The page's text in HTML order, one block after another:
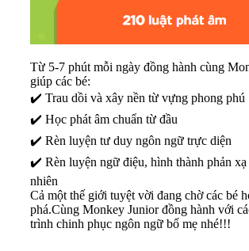
Từ 5-7 phút mỗi ngày đồng hành cùng
giúp các bé:
✔️ Trau dồi và xây nền từ vựng phong phú
✔️ Học phát âm chuẩn từ đầu
✔️ Rèn luyện tư duy ngôn ngữ trực diện
✔️ Rèn luyện ngữ điệu, hình thành phản
nhiên
Cả một thế giới tuyệt vời đang chờ các bé
phá.Cùng Monkey Junior đồng hành với
trình chinh phục ngôn ngữ bố mẹ nhé!!!